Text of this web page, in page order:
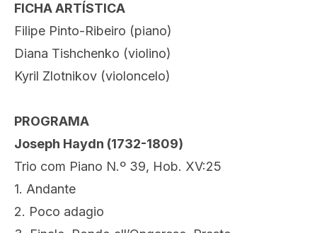
FICHA ARTÍSTICA
Filipe Pinto-Ribeiro (piano)
Diana Tishchenko (violino)
Kyril Zlotnikov (violoncelo)
PROGRAMA
Joseph Haydn (1732-1809)
Trio com Piano N.º 39, Hob. XV:25
1. Andante
2. Poco adagio